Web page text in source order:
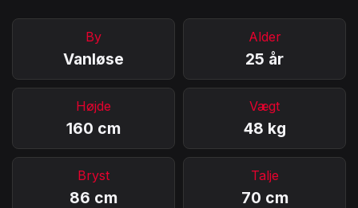
By
Vanløse
Alder
25 år
Højde
160 cm
Vægt
48 kg
Bryst
86 cm
Talje
70 cm